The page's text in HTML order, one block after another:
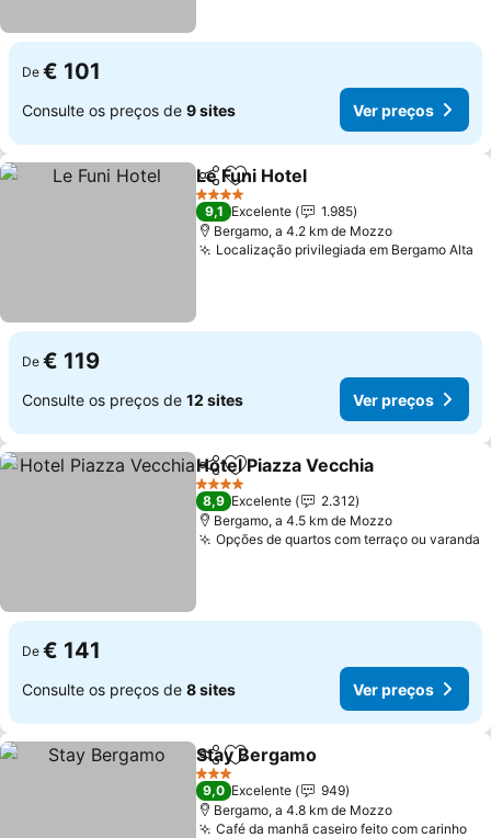
De € 101
Consulte os preços de 9 sites Ver preços
PartilharAdicionar aos favoritos
Le Funi Hotel
4 Estrelas
9,1 Excelente
1.985
Bergamo, a 4.2 km de Mozzo
Localização privilegiada em Bergamo Alta
De € 119
Consulte os preços de 12 sites Ver preços
PartilharAdicionar aos favoritos
Hotel Piazza Vecchia
4 Estrelas
8,9 Excelente
2.312
Bergamo, a 4.5 km de Mozzo
Opções de quartos com terraço ou varanda
De € 141
Consulte os preços de 8 sites Ver preços
PartilharAdicionar aos favoritos
Stay Bergamo
3 Estrelas
9,0 Excelente
949
Bergamo, a 4.8 km de Mozzo
Café da manhã caseiro feito com carinho